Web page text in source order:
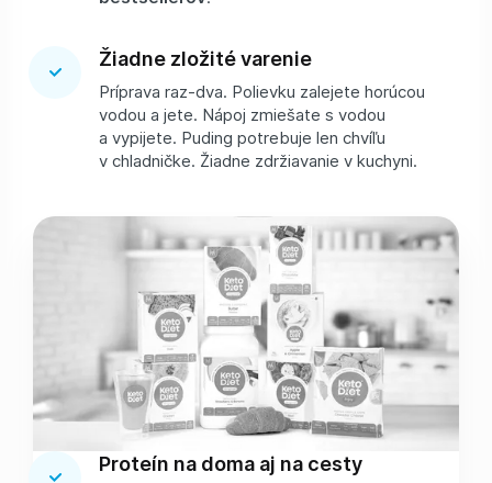
Žiadne zložité varenie
Príprava raz-dva. Polievku zalejete horúcou
vodou a jete. Nápoj zmiešate s vodou
a vypijete. Puding potrebuje len chvíľu
v chladničke. Žiadne zdržiavanie v kuchyni.
Proteín na doma aj na cesty